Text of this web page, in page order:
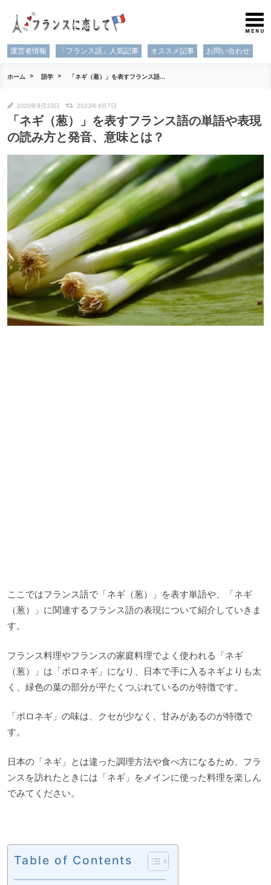
運営者情報 「フランス語」人気記事 オススメ記事 お問い合わせ
ホーム 語学 「ネギ（葱）」を表すフランス語...
2020年9月23日 2023年4月7日
「ネギ（葱）」を表すフランス語の単語や表現
の読み方と発音、意味とは？
ここではフランス語で「ネギ（葱）」を表す単語や、「ネギ
（葱）」に関連するフランス語の表現について紹介していきま
す。
フランス料理やフランスの家庭料理でよく使われる「ネギ
（葱）」は「ポロネギ」になり、日本で手に入るネギよりも太
く、緑色の葉の部分が平たくつぶれているのが特徴です。
「ポロネギ」の味は、クセが少なく、甘みがあるのが特徴で
す。
日本の「ネギ」とは違った調理方法や食べ方になるため、フラ
ンスを訪れたときには「ネギ」をメインに使った料理を楽しん
でみてください。
Table of Contents